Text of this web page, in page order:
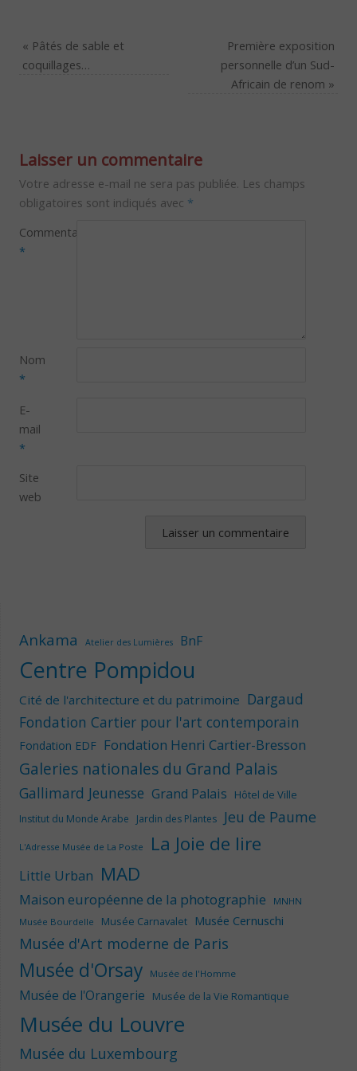
« Pâtés de sable et
coquillages…
Première exposition
personnelle d’un Sud-
Africain de renom »
Laisser un commentaire
Votre adresse e-mail ne sera pas publiée. Les champs
obligatoires sont indiqués avec *
Commentaire
*
Nom
*
E-
mail
*
Site
web
Ankama Atelier des Lumières BnF
Centre Pompidou
Cité de l'architecture et du patrimoine Dargaud
Fondation Cartier pour l'art contemporain
Fondation EDF Fondation Henri Cartier-Bresson
Galeries nationales du Grand Palais
Gallimard Jeunesse Grand Palais Hôtel de Ville
Institut du Monde Arabe Jardin des Plantes Jeu de Paume
L'Adresse Musée de La Poste La Joie de lire
Little Urban MAD
Maison européenne de la photographie
MNHN
Musée Bourdelle
Musée Carnavalet Musée Cernuschi
Musée d'Art moderne de Paris
Musée d'Orsay Musée de l'Homme
Musée de l'Orangerie Musée de la Vie Romantique
Musée du Louvre
Musée du Luxembourg